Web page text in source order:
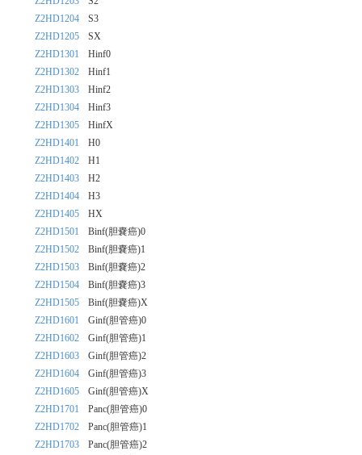
Z2HD1204
S3
Z2HD1205
SX
Z2HD1301
Hinf0
Z2HD1302
Hinf1
Z2HD1303
Hinf2
Z2HD1304
Hinf3
Z2HD1305
HinfX
Z2HD1401
H0
Z2HD1402
H1
Z2HD1403
H2
Z2HD1404
H3
Z2HD1405
HX
Z2HD1501
Binf(胆嚢癌)0
Z2HD1502
Binf(胆嚢癌)1
Z2HD1503
Binf(胆嚢癌)2
Z2HD1504
Binf(胆嚢癌)3
Z2HD1505
Binf(胆嚢癌)X
Z2HD1601
Ginf(胆管癌)0
Z2HD1602
Ginf(胆管癌)1
Z2HD1603
Ginf(胆管癌)2
Z2HD1604
Ginf(胆管癌)3
Z2HD1605
Ginf(胆管癌)X
Z2HD1701
Panc(胆管癌)0
Z2HD1702
Panc(胆管癌)1
Z2HD1703
Panc(胆管癌)2